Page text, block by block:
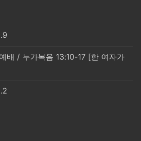
배 / 누가복음 13:10-17 [한 여자가